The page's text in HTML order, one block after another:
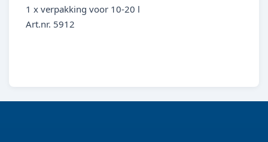
1 x verpakking voor 10-20 l
Art.nr. 5912